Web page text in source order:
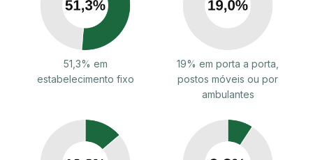
51,3% em
estabelecimento fixo
19% em porta a porta,
postos móveis ou por
ambulantes